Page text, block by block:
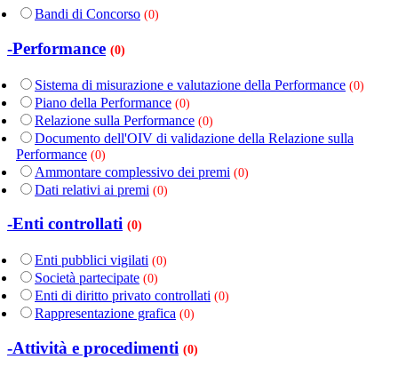
Bandi di Concorso (0)
-Performance (0)
Sistema di misurazione e valutazione della Performance (0)
Piano della Performance (0)
Relazione sulla Performance (0)
Documento dell'OIV di validazione della Relazione sulla
Performance (0)
Ammontare complessivo dei premi (0)
Dati relativi ai premi (0)
-Enti controllati (0)
Enti pubblici vigilati (0)
Società partecipate (0)
Enti di diritto privato controllati (0)
Rappresentazione grafica (0)
-Attività e procedimenti (0)